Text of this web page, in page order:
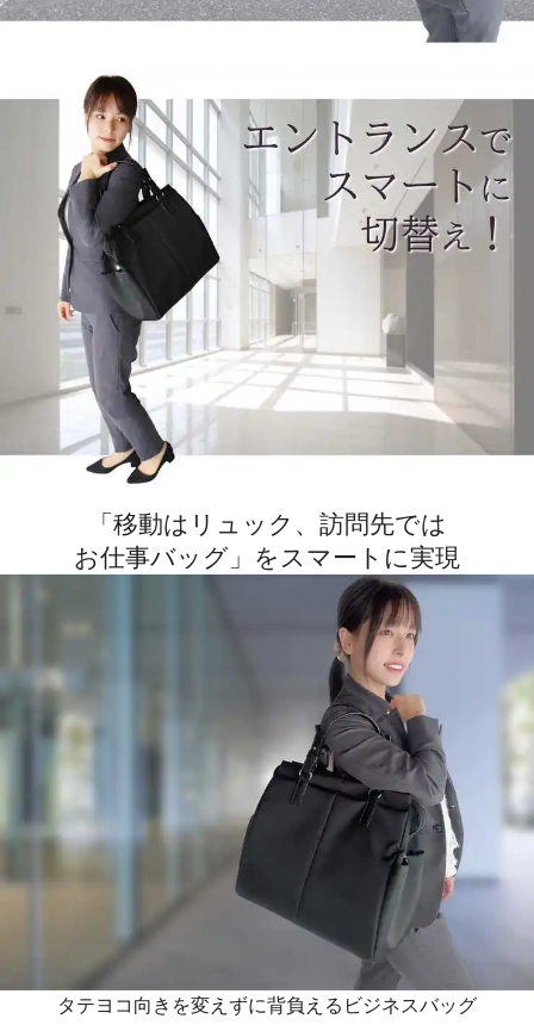
「移動はリュック、訪問先では
お仕事バッグ」をスマートに実現
タテヨコ向きを変えずに背負えるビジネスバッグ